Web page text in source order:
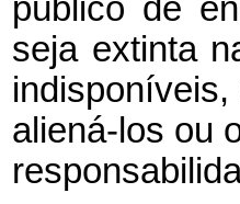
público de
seja extinta
aliená-los ou